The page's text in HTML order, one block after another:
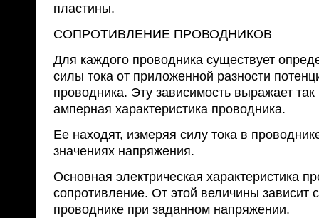
пластины.
СОПРОТИВЛЕНИЕ ПРОВОДНИКОВ
Для каждого проводника существует
силы тока от приложенной разности
проводника. Эту зависимость выражает
амперная характеристика проводника.
Ее находят, измеряя силу тока в
значениях напряжения.
Основная электрическая характеристика
сопротивление. От этой величины зависит
проводнике при заданном напряжении.